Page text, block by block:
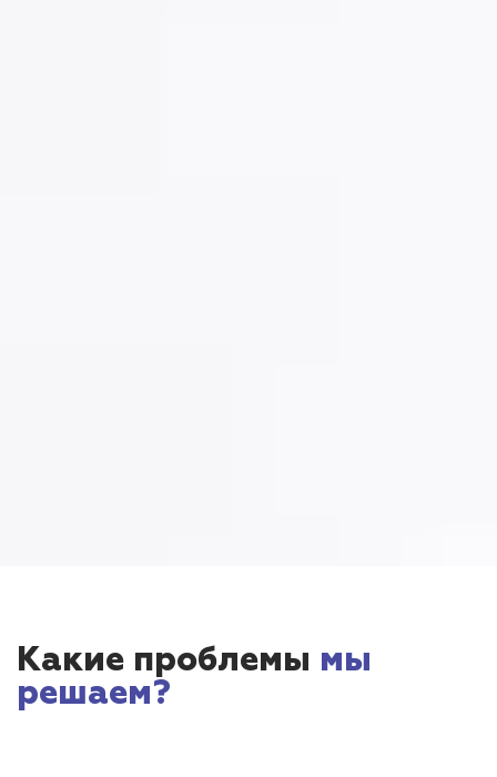
Какие проблемы мы
решаем?